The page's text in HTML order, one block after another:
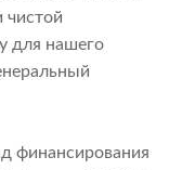
для нашего
финансирования